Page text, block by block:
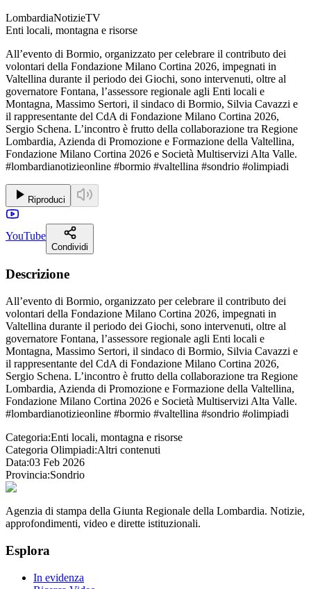
LombardiaNotizieTV
Enti locali, montagna e risorse
All’evento di Bormio, organizzato per celebrare il contributo dei
volontari della Fondazione Milano Cortina 2026, impegnati in
Valtellina durante il periodo dei Giochi, sono intervenuti, oltre al
governatore Fontana, l’assessore regionale agli Enti locali e
Montagna, Massimo Sertori, il sindaco di Bormio, Silvia Cavazzi e
il rappresentante del CdA di Fondazione Milano Cortina 2026,
Sergio Schena. L’incontro è frutto della collaborazione tra Regione
Lombardia, Azienda di Promozione e Formazione della Valtellina,
Fondazione Milano Cortina 2026 e Società Multiservizi Alta Valle.
#lombardianotizieonline #bormio #valtellina #sondrio #olimpiadi
Riproduci
YouTube
Condividi
Descrizione
All’evento di Bormio, organizzato per celebrare il contributo dei
volontari della Fondazione Milano Cortina 2026, impegnati in
Valtellina durante il periodo dei Giochi, sono intervenuti, oltre al
governatore Fontana, l’assessore regionale agli Enti locali e
Montagna, Massimo Sertori, il sindaco di Bormio, Silvia Cavazzi e
il rappresentante del CdA di Fondazione Milano Cortina 2026,
Sergio Schena. L’incontro è frutto della collaborazione tra Regione
Lombardia, Azienda di Promozione e Formazione della Valtellina,
Fondazione Milano Cortina 2026 e Società Multiservizi Alta Valle.
#lombardianotizieonline #bormio #valtellina #sondrio #olimpiadi
Categoria:Enti locali, montagna e risorse
Categoria Olimpiadi:Altri contenuti
Data:03 Feb 2026
Provincia:Sondrio
Agenzia di stampa della Giunta Regionale della Lombardia. Notizie,
approfondimenti, video e dirette istituzionali.
Esplora
In evidenza